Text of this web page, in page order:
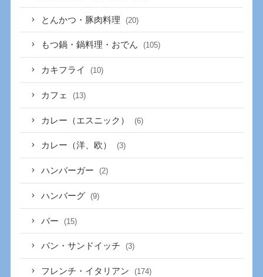
とんかつ・豚肉料理 (20)
もつ鍋・鍋料理・おでん (105)
カキフライ (10)
カフェ (13)
カレー（エスニック） (6)
カレー（洋、欧） (3)
ハンバーガー (2)
ハンバーグ (9)
バー (15)
パン・サンドイッチ (3)
フレンチ・イタリアン (174)